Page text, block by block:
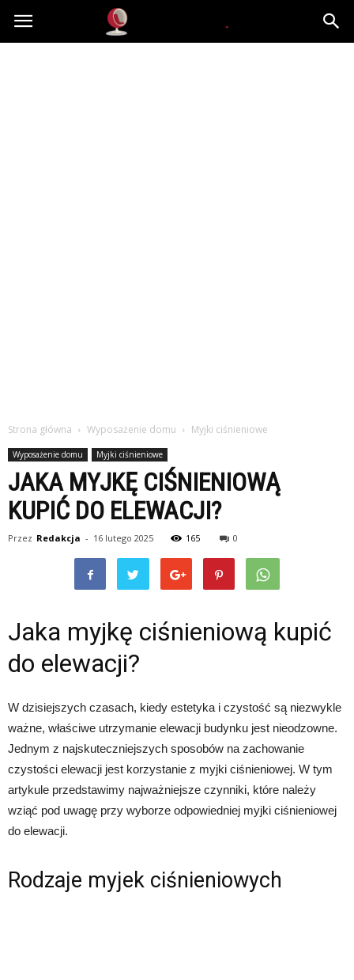
Dekoteria.pl
Strona główna Wyposażenie domu Myjki ciśnieniowe
Wyposażenie domu Myjki ciśnieniowe
JAKA MYJKĘ CIŚNIENIOWĄ
KUPIĆ DO ELEWACJI?
Przez Redakcja - 16 lutego 2025 165 0
Jaka myjkę ciśnieniową kupić
do elewacji?
W dzisiejszych czasach, kiedy estetyka i czystość są niezwykle
ważne, właściwe utrzymanie elewacji budynku jest nieodzowne.
Jednym z najskuteczniejszych sposobów na zachowanie
czystości elewacji jest korzystanie z myjki ciśnieniowej. W tym
artykule przedstawimy najważniejsze czynniki, które należy
wziąć pod uwagę przy wyborze odpowiedniej myjki ciśnieniowej
do elewacji.
Rodzaje myjek ciśnieniowych